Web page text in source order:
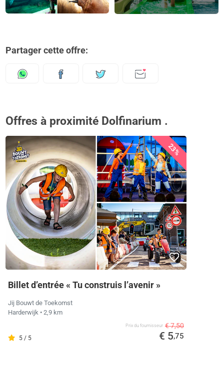
Partager cette offre:
Offres à proximité Dolfinarium .
23%
Billet d’entrée « Tu construis l’avenir »
Jij Bouwt de Toekomst
Harderwijk • 2,9 km
5 / 5
Prix ​​du fournisseur € 7,50
€ 5,75